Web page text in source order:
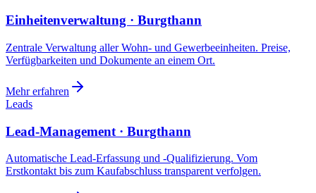
Einheitenverwaltung · Burgthann
Zentrale Verwaltung aller Wohn- und Gewerbeeinheiten. Preise,
Verfügbarkeiten und Dokumente an einem Ort.
Mehr erfahren
Leads
Lead-Management · Burgthann
Automatische Lead-Erfassung und -Qualifizierung. Vom
Erstkontakt bis zum Kaufabschluss transparent verfolgen.